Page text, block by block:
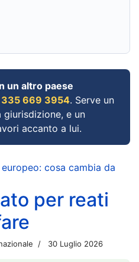
un altro paese
669 3954. Serve un
e un
accanto a lui.
cosa cambia da
per reati
30 Luglio 2026